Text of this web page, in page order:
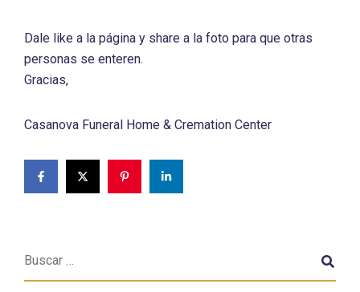
Dale like a la página y share a la foto para que otras
personas se enteren.
Gracias,
Casanova Funeral Home & Cremation Center